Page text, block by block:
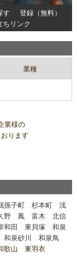
す
登録（無料）
ちリンク
業種
業様の
ります
孫子町 杉本町
浅
野 鳳 富木
北信
和田 東貝塚
和泉
和泉砂川
和泉鳥
山 東羽衣